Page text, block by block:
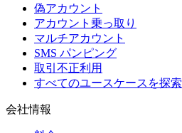
偽アカウント
アカウント乗っ取り
マルチアカウント
SMS パンピング
取引不正利用
すべてのユースケースを探索
会社情報